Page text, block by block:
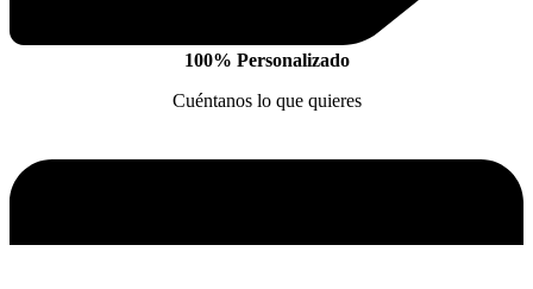
100% Personalizado
Cuéntanos lo que quieres